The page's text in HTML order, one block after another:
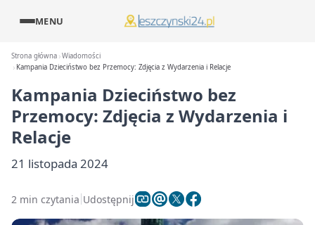
MENU
Strona główna Wiadomości
Kampania Dzieciństwo bez Przemocy: Zdjęcia z Wydarzenia i Relacje
Kampania Dzieciństwo bez
Przemocy: Zdjęcia z Wydarzenia i
Relacje
21 listopada 2024
2 min czytania Udostępnij